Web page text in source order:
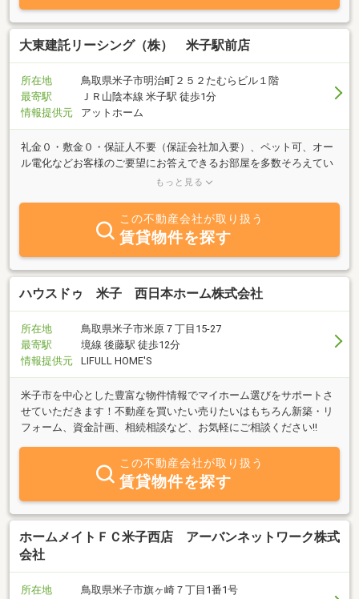
大東建託リーシング（株） 米子駅前店
所在地
鳥取県米子市明治町２５２たむらビル１階
最寄駅
ＪＲ山陰本線 米子駅 徒歩1分
情報提供元
アットホーム
礼金０・敷金０・保証人不要（保証会社加入要）、ペット可、オー
ル電化などお客様のご要望にお答えできるお部屋を多数そろえてい
ます。初期費用・ご入居中の家賃などをクレジットカード決済でポ
の際はぜひ大東建託リーシング米子駅前店までお問い合わせくださ
い。明るく元気なスタッフがお待ちしております。
もっと見る
この不動産会社が取り扱う
賃貸物件を探す
ハウスドゥ 米子 西日本ホーム株式会社
所在地
鳥取県米子市米原７丁目15-27
最寄駅
境線 後藤駅 徒歩12分
情報提供元
LIFULL HOME'S
米子市を中心とした豊富な物件情報でマイホーム選びをサポートさ
せていただきます！不動産を買いたい売りたいはもちろん新築・リ
フォーム、資金計画、相続相談など、お気軽にご相談ください!!
この不動産会社が取り扱う
賃貸物件を探す
ホームメイトＦＣ米子西店 アーバンネットワーク株式
会社
所在地
鳥取県米子市旗ヶ崎７丁目1番1号